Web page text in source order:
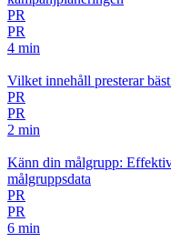
PR
PR
4 min
Vilket innehåll presterar
PR
PR
2 min
Känn din målgrupp:
målgruppsdata
PR
PR
6 min